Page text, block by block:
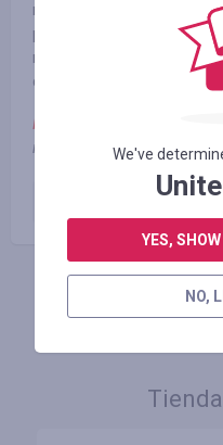
миссии. Каждый
работник – частица
миру потребуются
существовать, пока
Примечание:
кэшбек не
промокода
INICIE SESIÓN
We've
YES,
NO,